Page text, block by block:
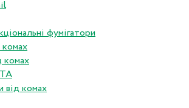
фумігатори
комах
від комах